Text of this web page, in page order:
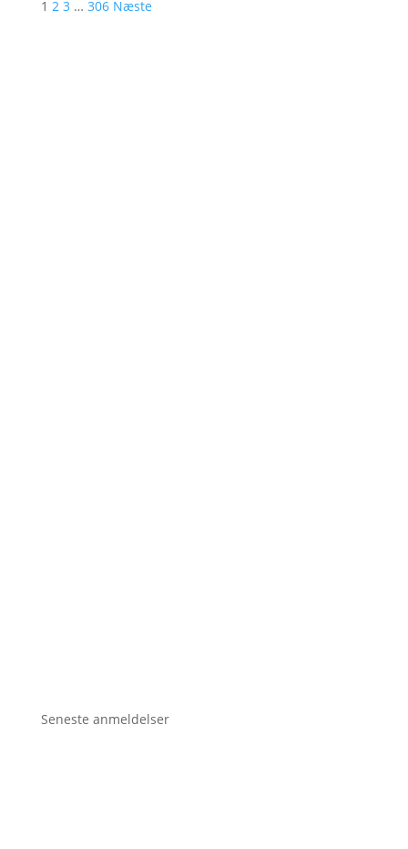
1 2 3 … 306 Næste
Seneste anmeldelser